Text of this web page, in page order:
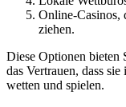
Online-Casinos,
ziehen.
Diese Optionen bieten
das Vertrauen, dass
wetten und spielen.